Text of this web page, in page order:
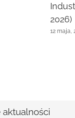
2026)
12 maja,
aktualności